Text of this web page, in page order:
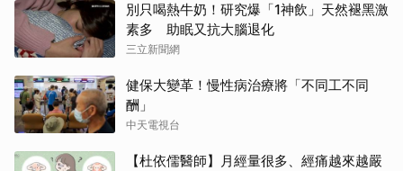
別只喝熱牛奶！研究爆「1神飲」天然褪黑激
素多 助眠又抗大腦退化
三立新聞網
健保大變革！慢性病治療將「不同工不同
酬」
中天電視台
【杜依儒醫師】月經量很多、經痛越來越嚴